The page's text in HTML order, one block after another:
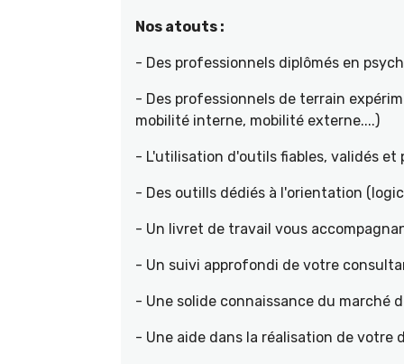
Nos atouts :
- Des professionnels diplômés en
- Des professionnels de terrain
mobilité interne, mobilité externe....)
- L'utilisation d'outils fiables, validés et
- Des outills dédiés à l'orientation
- Un livret de travail vous
- Un suivi approfondi de votre
- Une solide connaissance du marché
- Une aide dans la réalisation de votre